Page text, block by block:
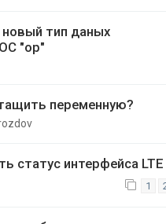
новый тип даных
"op"
переменную?
статус интерфейса LTE
1